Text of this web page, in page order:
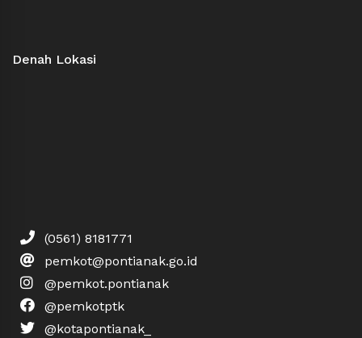
Denah Lokasi
(0561) 8181771
pemkot@pontianak.go.id
@pemkot.pontianak
@pemkotptk
@kotapontianak_